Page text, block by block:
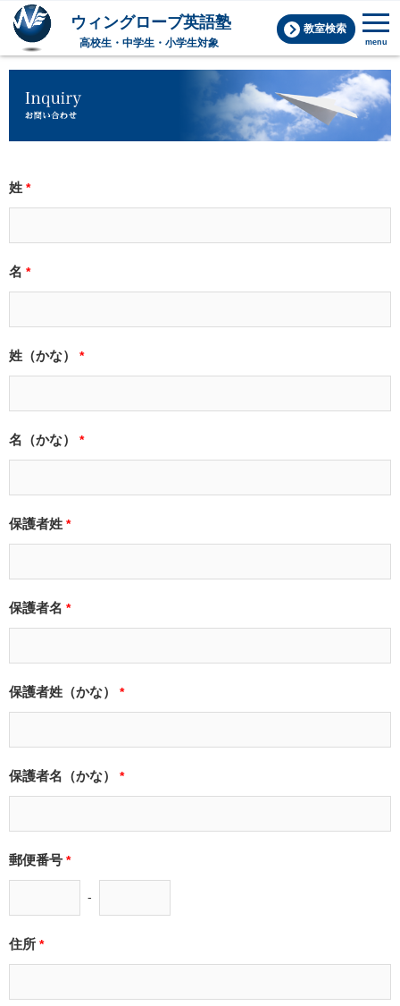
教室検索
menu
姓 *
名 *
姓（かな） *
名（かな） *
保護者姓 *
保護者名 *
保護者姓（かな） *
保護者名（かな） *
郵便番号 *
-
住所 *